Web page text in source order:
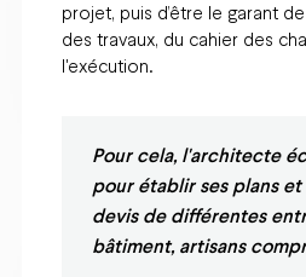
projet, puis d’être le garant
des travaux, du cahier des
l'exécution.
Pour cela, l'architecte
pour établir ses plans
devis de différentes
bâtiment, artisans